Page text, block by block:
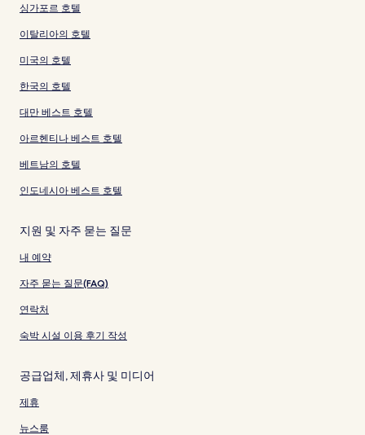
싱가포르 호텔
이탈리아의 호텔
미국의 호텔
한국의 호텔
대만 베스트 호텔
아르헨티나 베스트 호텔
베트남의 호텔
인도네시아 베스트 호텔
지원 및 자주 묻는 질문
내 예약
자주 묻는 질문(FAQ)
연락처
숙박 시설 이용 후기 작성
공급업체, 제휴사 및 미디어
제휴
뉴스룸